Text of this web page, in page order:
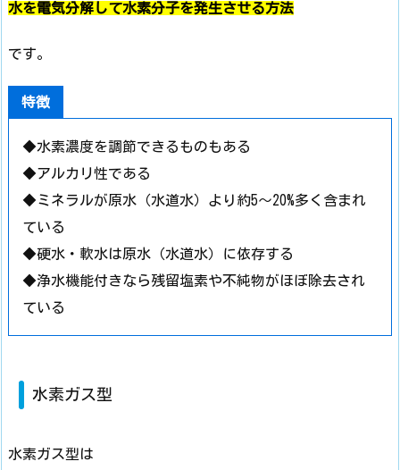
水を電気分解して水素分子を発生させる方法
です。
特徴
◆水素濃度を調節できるものもある
◆アルカリ性である
◆ミネラルが原水（水道水）より約5～20%多く含まれ
ている
◆硬水・軟水は原水（水道水）に依存する
◆浄水機能付きなら残留塩素や不純物がほぼ除去され
ている
水素ガス型
水素ガス型は